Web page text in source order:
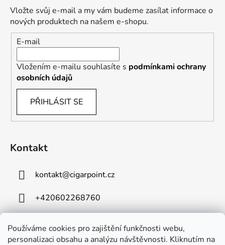
Používáme cookies pro zajištění funkčnosti webu,
personalizaci obsahu a analýzu návštěvnosti. Kliknutím na
Vložte svůj e-mail a my vám budeme zasílat informace o
nových produktech na našem e-shopu.
E-mail
Vložením e-mailu souhlasíte s podmínkami ochrany
osobních údajů
PŘIHLÁSIT SE
Kontakt
kontakt@cigarpoint.cz
+420602268760